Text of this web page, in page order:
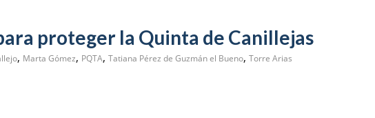
proteger la Quinta de Canillejas
, Marta Gómez, PQTA, Tatiana Pérez de Guzmán el Bueno, Torre Arias